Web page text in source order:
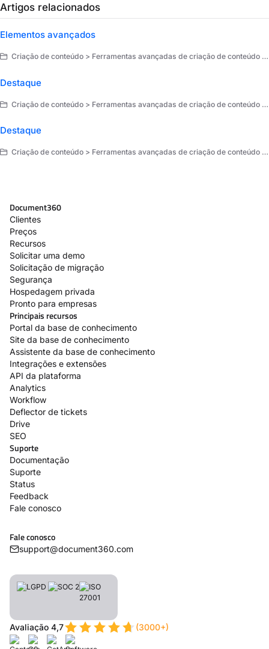
Artigos relacionados
Elementos avançados
Criação de conteúdo > Ferramentas avançadas de criação de conteúdo > Elementos avançados
Destaque
Criação de conteúdo > Ferramentas avançadas de criação de conteúdo > Elementos avançados
Destaque
Criação de conteúdo > Ferramentas avançadas de criação de conteúdo > Elementos avançados
Document360
Clientes
Preços
Recursos
Solicitar uma demo
Solicitação de migração
Segurança
Hospedagem privada
Pronto para empresas
Principais recursos
Portal da base de conhecimento
Site da base de conhecimento
Assistente da base de conhecimento
Integrações e extensões
API da plataforma
Analytics
Workflow
Deflector de tickets
Drive
SEO
Suporte
Documentação
Suporte
Status
Feedback
Fale conosco
Fale conosco
support@document360.com
Avaliação 4,7 (3000+)